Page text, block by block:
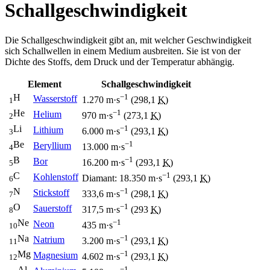
Schallgeschwindigkeit
Die Schallgeschwindigkeit gibt an, mit welcher Geschwindigkeit
sich Schallwellen in einem Medium ausbreiten. Sie ist von der
Dichte des Stoffs, dem Druck und der Temperatur abhängig.
Element Schallgeschwindigkeit
1H Wasserstoff 1.270 m·s−1 (298,1 K)
2He Helium 970 m·s−1 (273,1 K)
3Li Lithium 6.000 m·s−1 (293,1 K)
4Be Beryllium 13.000 m·s−1
5B Bor 16.200 m·s−1 (293,1 K)
6C Kohlenstoff Diamant: 18.350 m·s−1 (293,1 K)
7N Stickstoff 333,6 m·s−1 (298,1 K)
8O Sauerstoff 317,5 m·s−1 (293 K)
10Ne Neon 435 m·s−1
11Na Natrium 3.200 m·s−1 (293,1 K)
12Mg Magnesium 4.602 m·s−1 (293,1 K)